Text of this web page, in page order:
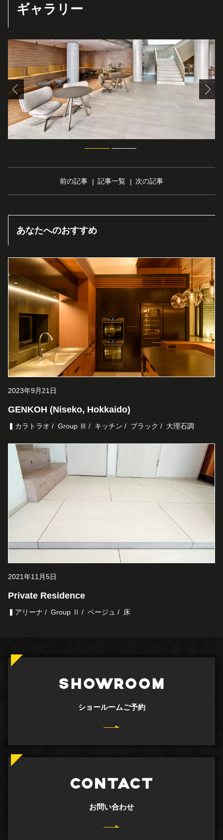
ギャラリー
前の記事 記事一覧 次の記事
あなたへのおすすめ
2023年9月21日
GENKOH (Niseko, Hokkaido)
▍カラトラオ Group Ⅲ キッチン ブラック 大理石調
2021年11月5日
Private Residence
▍アリーナ Group Ⅱ ベージュ 床
SHOWROOM
ショールームご予約
CONTACT
お問い合わせ